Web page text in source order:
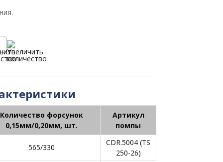
Количество форсунок
0,15мм/0,20мм, шт.
Артикул
помпы
565/330
CDR.5004 (TS
250-26)